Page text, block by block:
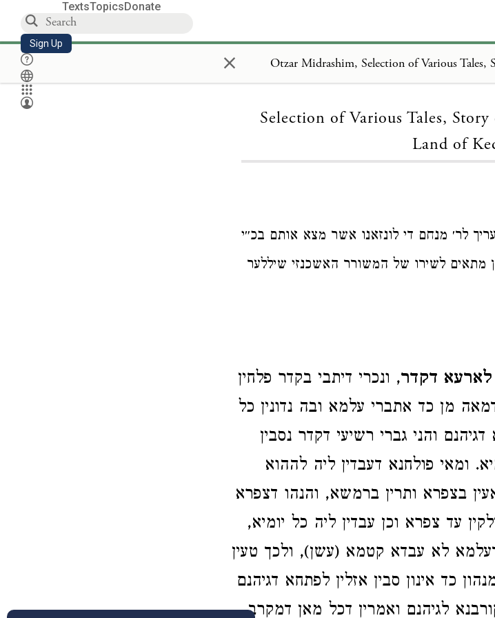
TextsTopicsDonate
Sign Up ×
Selection of Various Tales,
Land of
לר׳ מנחם די לונזאנו אשר מצא אותם בכ״י
לשירו של המשורר האשכנזי שיללער
לארעא דקדר, ונכרי דיתבי בקדר פלחין
מן כד אתברי עלמא ובה נדונין כל
והני גברי רשיעי דקדר נסבין
ומאי פולחנא דעבדין ליה לההוא
בצפרא ותרין ברמשא, והנהו דצפרא
עד צפרא וכן עבדין ליה כל יומיא,
לא עבדא קטמא (עשן), ולכך טעין
כד אינון סבין אזלין לפתחא דגיהנם
לגיהנם ואמרין דכל מאן דמקרב